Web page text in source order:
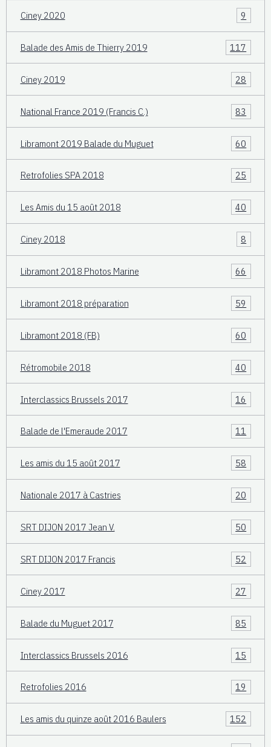
Ciney 2020 9
Balade des Amis de Thierry 2019 117
Ciney 2019 28
National France 2019 (Francis C.) 83
Libramont 2019 Balade du Muguet 60
Retrofolies SPA 2018 25
Les Amis du 15 août 2018 40
Ciney 2018 8
Libramont 2018 Photos Marine 66
Libramont 2018 préparation 59
Libramont 2018 (FB) 60
Rétromobile 2018 40
Interclassics Brussels 2017 16
Balade de l'Emeraude 2017 11
Les amis du 15 août 2017 58
Nationale 2017 à Castries 20
SRT DIJON 2017 Jean V. 50
SRT DIJON 2017 Francis 52
Ciney 2017 27
Balade du Muguet 2017 85
Interclassics Brussels 2016 15
Retrofolies 2016 19
Les amis du quinze août 2016 Baulers 152